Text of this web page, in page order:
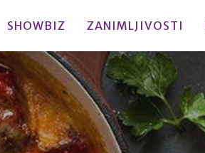
SHOWBIZ ZANIMLJIVOSTI